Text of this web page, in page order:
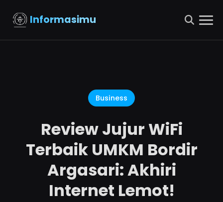
Informasimu
Business
Review Jujur WiFi
Terbaik UMKM Bordir
Argasari: Akhiri
Internet Lemot!